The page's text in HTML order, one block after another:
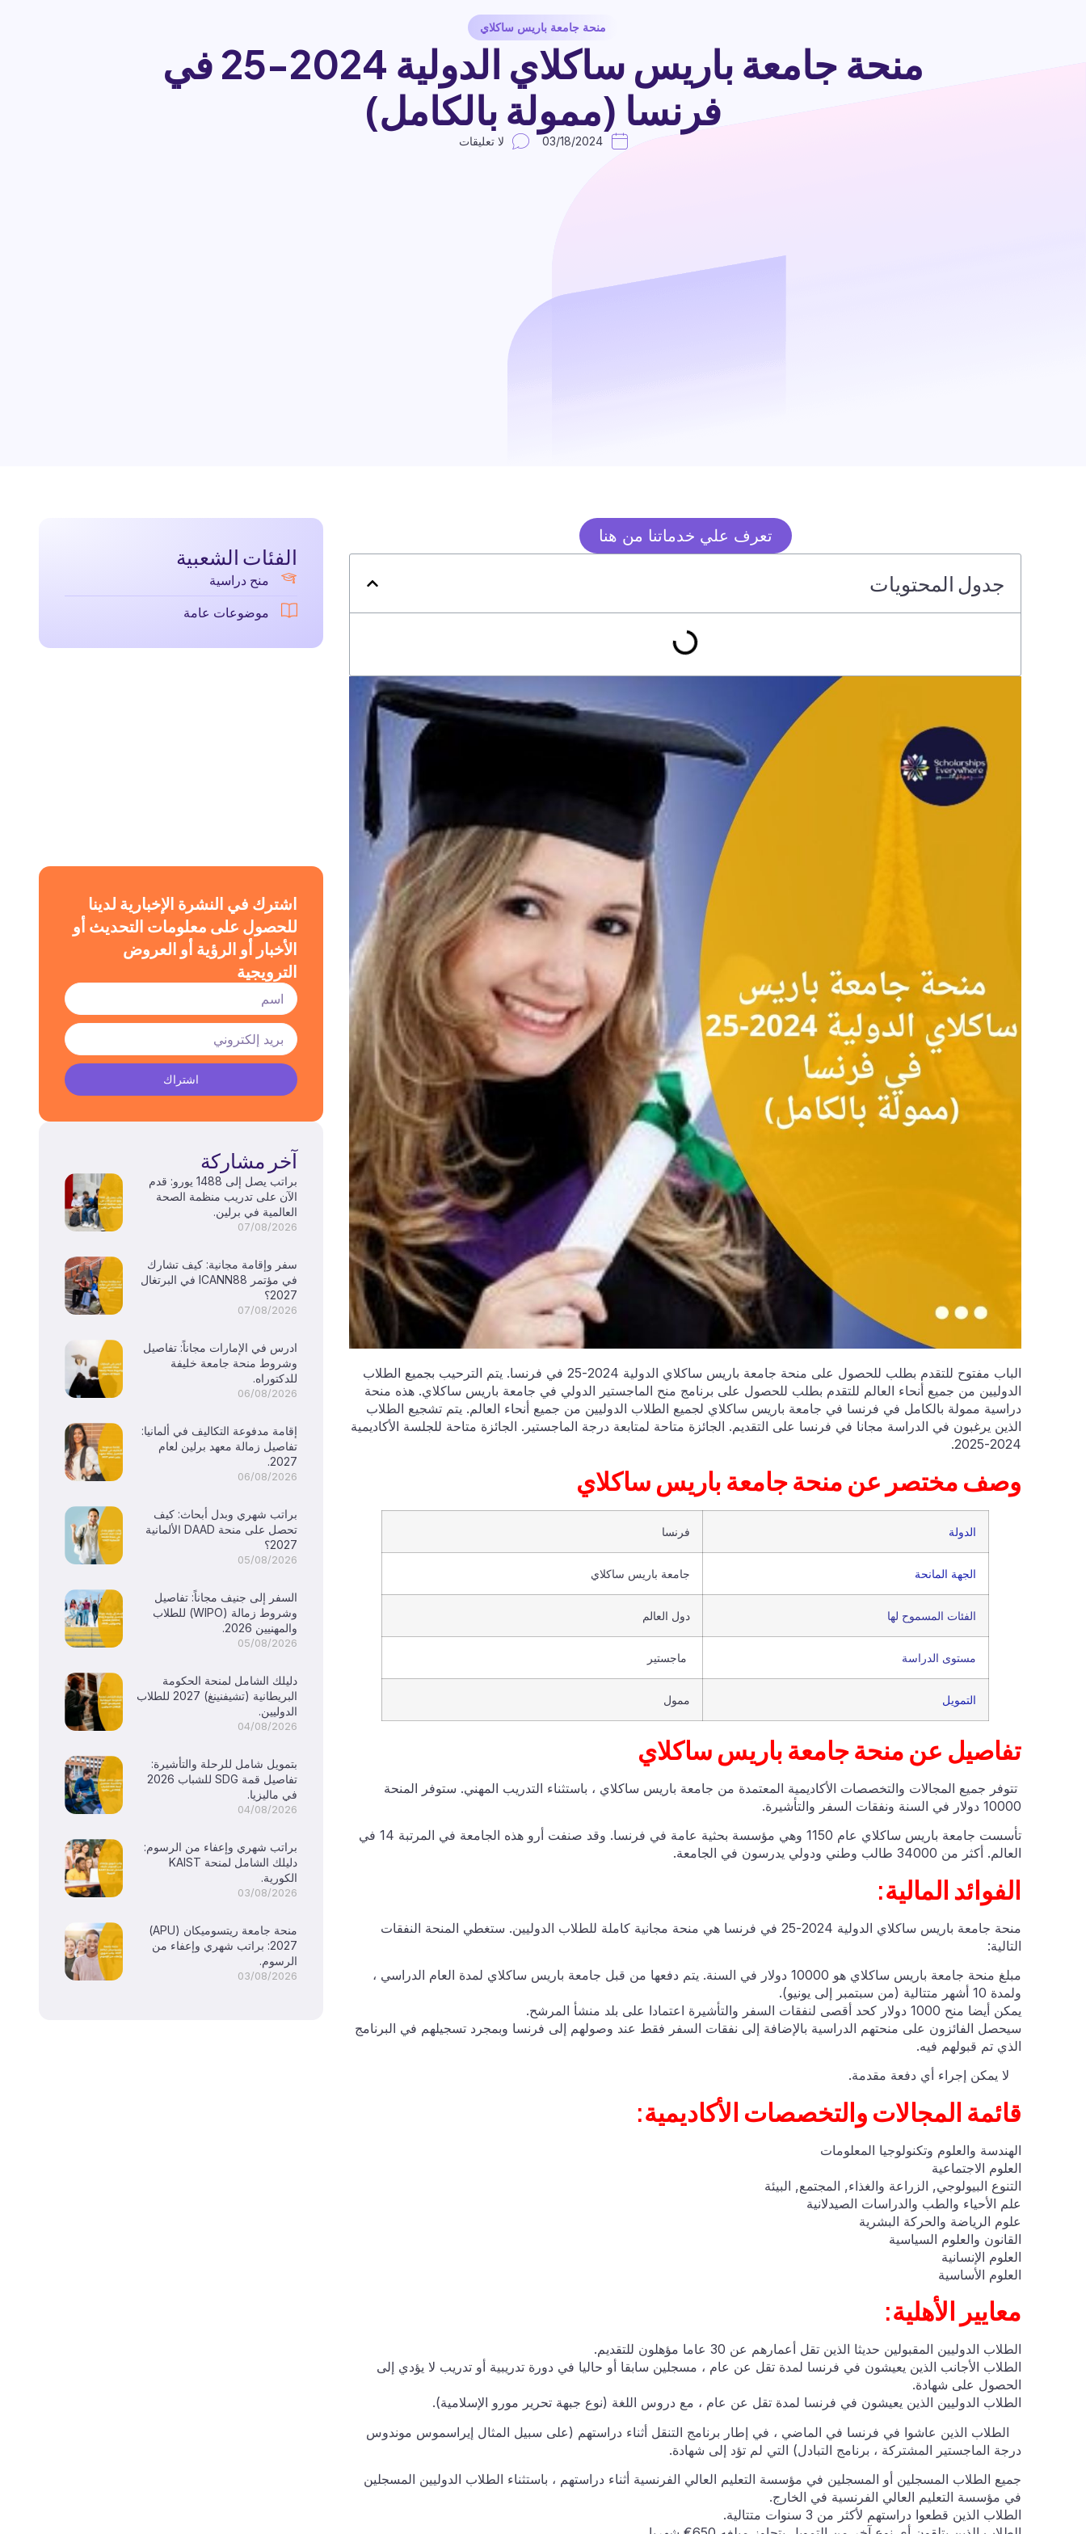
منحة جامعة باريس ساكلاي
منحة جامعة باريس ساكلاي الدولية 2024-25 في
فرنسا (ممولة بالكامل)
03/18/2024 لا تعليقات
تعرف علي خدماتنا من هنا
جدول المحتويات
الباب مفتوح للتقدم بطلب للحصول على منحة جامعة باريس ساكلاي الدولية 2024-25 في فرنسا. يتم الترحيب بجميع الطلاب
الدوليين من جميع أنحاء العالم للتقدم بطلب للحصول على برنامج منح الماجستير الدولي في جامعة باريس ساكلاي. هذه منحة
دراسية ممولة بالكامل في فرنسا في جامعة باريس ساكلاي لجميع الطلاب الدوليين من جميع أنحاء العالم. يتم تشجيع الطلاب
الذين يرغبون في الدراسة مجانا في فرنسا على التقديم. الجائزة متاحة لمتابعة درجة الماجستير. الجائزة متاحة للجلسة الأكاديمية
2024-2025.
وصف مختصر عن منحة جامعة باريس ساكلاي
الدولة فرنسا
الجهة المانحة جامعة باريس ساكلاي
الفئات المسموح لها دول العالم
مستوى الدراسة ماجستير
التمويل ممول
تفاصيل عن منحة جامعة باريس ساكلاي
تتوفر جميع المجالات والتخصصات الأكاديمية المعتمدة من جامعة باريس ساكلاي ، باستثناء التدريب المهني. ستوفر المنحة
10000 دولار في السنة ونفقات السفر والتأشيرة.
تأسست جامعة باريس ساكلاي عام 1150 وهي مؤسسة بحثية عامة في فرنسا. وقد صنفت أرو هذه الجامعة في المرتبة 14 في
العالم. أكثر من 34000 طالب وطني ودولي يدرسون في الجامعة.
الفوائد المالية:
منحة جامعة باريس ساكلاي الدولية 2024-25 في فرنسا هي منحة مجانية كاملة للطلاب الدوليين. ستغطي المنحة النفقات
التالية:
مبلغ منحة جامعة باريس ساكلاي هو 10000 دولار في السنة. يتم دفعها من قبل جامعة باريس ساكلاي لمدة العام الدراسي ،
ولمدة 10 أشهر متتالية (من سبتمبر إلى يونيو).
يمكن أيضا منح 1000 دولار كحد أقصى لنفقات السفر والتأشيرة اعتمادا على بلد منشأ المرشح.
سيحصل الفائزون على منحتهم الدراسية بالإضافة إلى نفقات السفر فقط عند وصولهم إلى فرنسا وبمجرد تسجيلهم في البرنامج
الذي تم قبولهم فيه.
لا يمكن إجراء أي دفعة مقدمة.
قائمة المجالات والتخصصات الأكاديمية:
الهندسة والعلوم وتكنولوجيا المعلومات
العلوم الاجتماعية
التنوع البيولوجي, الزراعة والغذاء, المجتمع, البيئة
علم الأحياء والطب والدراسات الصيدلانية
علوم الرياضة والحركة البشرية
القانون والعلوم السياسية
العلوم الإنسانية
العلوم الأساسية
معايير الأهلية:
الطلاب الدوليين المقبولين حديثا الذين تقل أعمارهم عن 30 عاما مؤهلون للتقديم.
الطلاب الأجانب الذين يعيشون في فرنسا لمدة تقل عن عام ، مسجلين سابقا أو حاليا في دورة تدريبية أو تدريب لا يؤدي إلى
الحصول على شهادة.
الطلاب الدوليين الذين يعيشون في فرنسا لمدة تقل عن عام ، مع دروس اللغة (نوع جبهة تحرير مورو الإسلامية).
الطلاب الذين عاشوا في فرنسا في الماضي ، في إطار برنامج التنقل أثناء دراستهم (على سبيل المثال إيراسموس موندوس
درجة الماجستير المشتركة ، برنامج التبادل) التي لم تؤد إلى شهادة.
جميع الطلاب المسجلين أو المسجلين في مؤسسة التعليم العالي الفرنسية أثناء دراستهم ، باستثناء الطلاب الدوليين المسجلين
في مؤسسة التعليم العالي الفرنسية في الخارج.
الطلاب الذين قطعوا دراستهم لأكثر من 3 سنوات متتالية.
الفئات الشعبية
منح دراسية
موضوعات عامة
اشترك في النشرة الإخبارية لدينا
للحصول على معلومات التحديث أو
الأخبار أو الرؤية أو العروض
الترويجية
اشتراك
آخر مشاركة
براتب يصل إلى 1488 يورو: قدم
الآن على تدريب منظمة الصحة
العالمية في برلين.
07/08/2026
سفر وإقامة مجانية: كيف تشارك
في مؤتمر ICANN88 في البرتغال
2027؟
07/08/2026
ادرس في الإمارات مجاناً: تفاصيل
وشروط منحة جامعة خليفة
للدكتوراه.
06/08/2026
إقامة مدفوعة التكاليف في ألمانيا:
تفاصيل زمالة معهد برلين لعام
2027.
06/08/2026
براتب شهري وبدل أبحاث: كيف
تحصل على منحة DAAD الألمانية
2027؟
05/08/2026
السفر إلى جنيف مجاناً: تفاصيل
وشروط زمالة (WIPO) للطلاب
والمهنيين 2026.
05/08/2026
دليلك الشامل لمنحة الحكومة
البريطانية (تشيفنينغ) 2027 للطلاب
الدوليين.
04/08/2026
بتمويل شامل للرحلة والتأشيرة:
تفاصيل قمة SDG للشباب 2026
في ماليزيا.
04/08/2026
براتب شهري وإعفاء من الرسوم:
دليلك الشامل لمنحة KAIST
الكورية.
03/08/2026
منحة جامعة ريتسوميكان (APU)
2027: براتب شهري وإعفاء من
الرسوم.
03/08/2026